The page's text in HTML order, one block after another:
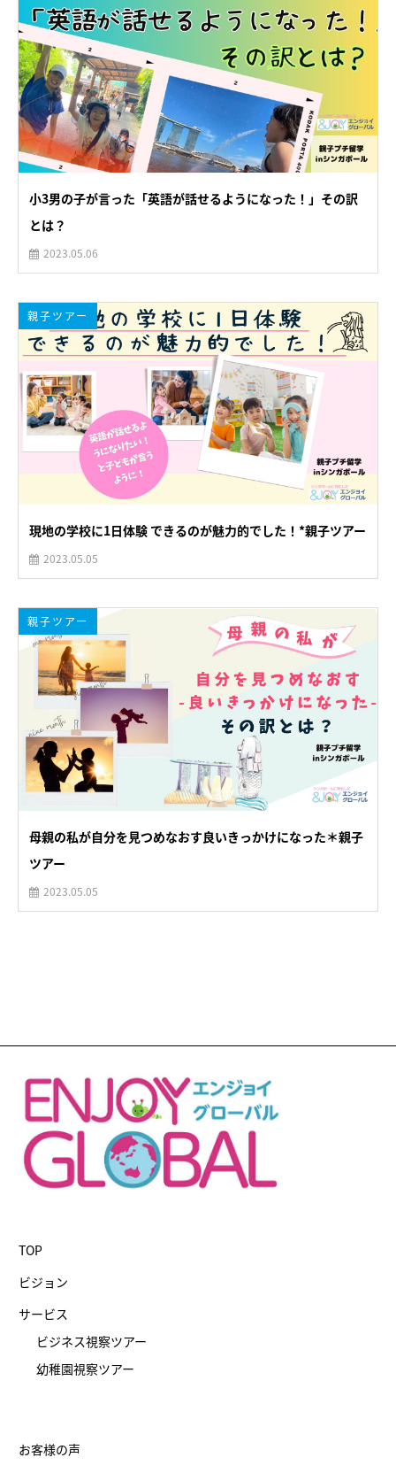
小3男の子が言った「英語が話せるようになった！」その訳
とは？
2023.05.06
親子ツアー
現地の学校に1日体験 できるのが魅力的でした！*親子ツアー
2023.05.05
親子ツアー
母親の私が自分を見つめなおす良いきっかけになった＊親子
ツアー
2023.05.05
TOP
ビジョン
サービス
ビジネス視察ツアー
幼稚園視察ツアー
お客様の声